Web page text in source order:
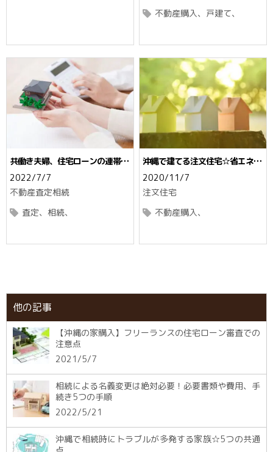
不動産購入
戸建て
共働き夫婦、住宅ローンの連帯債
務☆離婚や配偶者の死亡でどうな
る？
2022/7/7
不動産査定相続
査定
相続
沖縄で建てる注文住宅☆省エネ・
エコ住宅を建てるポイント
2020/11/7
注文住宅
不動産購入
他の記事
【沖縄の家購入】フリーランスの住宅ローン審査での
注意点
2021/5/7
相続による名義変更は絶対必要！必要書類や費用、手
続き5つの手順
2022/5/21
沖縄で相続時にトラブルが多発する家族☆5つの共通